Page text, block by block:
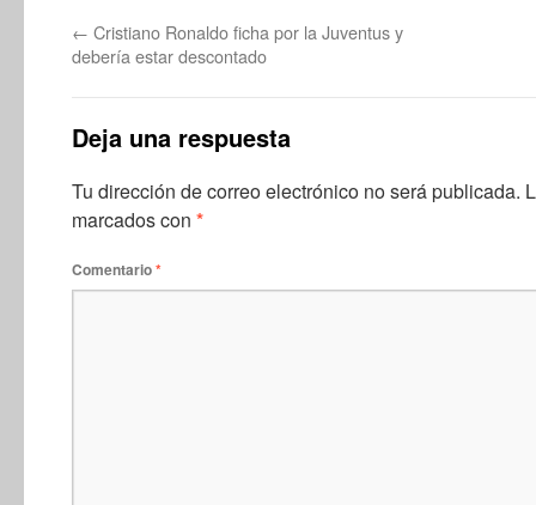
← Cristiano Ronaldo ficha por la Juventus y
debería estar descontado
Deja una respuesta
Tu dirección de correo electrónico no será publicada.
marcados con *
Comentario*